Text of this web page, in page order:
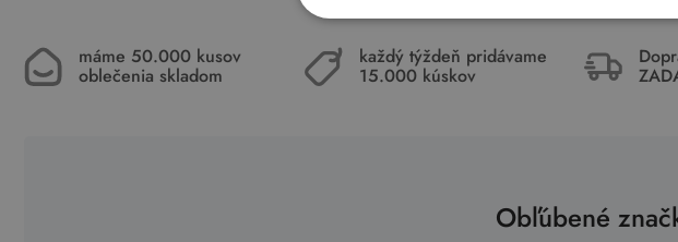
máme 50.000 kusov
oblečenia skladom
každý týždeň pridávame
15.000 kúskov
Obľúbené